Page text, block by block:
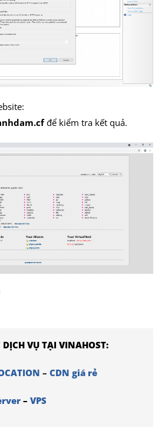
để kiểm tra kết quả.
VỤ TẠI VINAHOST:
– CDN giá rẻ
– VPS